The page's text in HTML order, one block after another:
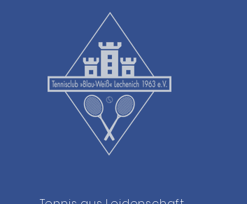
Neue Athletik- &
Functional-Kurse